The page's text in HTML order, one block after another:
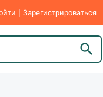
| Зарегистрироваться
search